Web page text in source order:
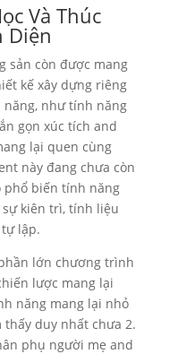
Và Thúc
Diện
sản còn được mang
kế xây dựng riêng
như tính năng
gọn xúc tích and
lại quen cùng
này đang chưa còn
phổ biến tính năng
kiên trì, tính liệu
lập.
lớn chương trình
lược mang lại
năng mang lại nhỏ
duy nhất chưa 2.
phụ người mẹ and